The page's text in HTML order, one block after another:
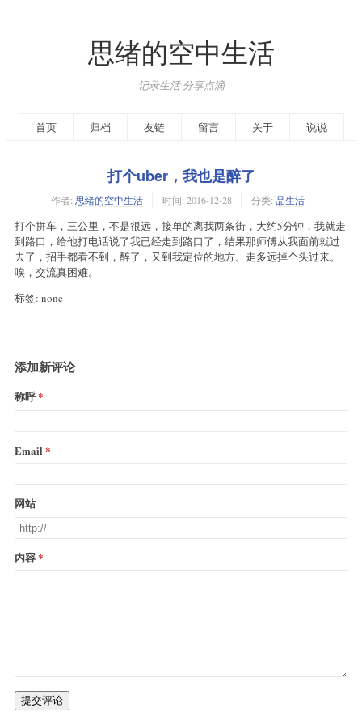
思绪的空中生活
记录生活 分享点滴
首页 归档 友链 留言 关于 说说
打个uber，我也是醉了
作者: 思绪的空中生活 时间: 2016-12-28 分类: 品生活
打个拼车，三公里，不是很远，接单的离我两条街，大约5分钟，我就走
到路口，给他打电话说了我已经走到路口了，结果那师傅从我面前就过
去了，招手都看不到，醉了，又到我定位的地方。走多远掉个头过来。
唉，交流真困难。
标签: none
添加新评论
称呼
Email
网站
内容
提交评论